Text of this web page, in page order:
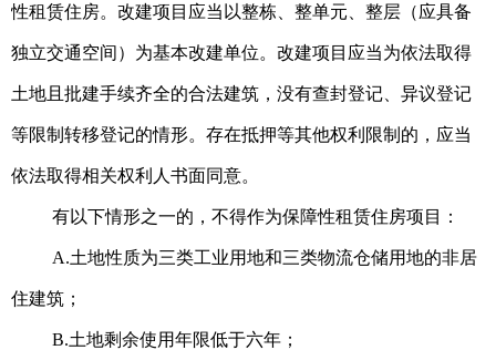
性租赁住房。改建项目应当以整栋、整单元、整层（应具备
独立交通空间）为基本改建单位。改建项目应当为依法取得
土地且批建手续齐全的合法建筑，没有查封登记、异议登记
等限制转移登记的情形。存在抵押等其他权利限制的，应当
依法取得相关权利人书面同意。
有以下情形之一的，不得作为保障性租赁住房项目：
A.土地性质为三类工业用地和三类物流仓储用地的非居
住建筑；
B.土地剩余使用年限低于六年；